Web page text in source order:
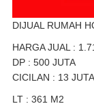
DIJUAL RUMAH
HARGA JUAL :
DP : 500 JUTA
CICILAN : 13
LT : 361 M2